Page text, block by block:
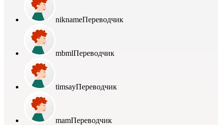
niknameПереводчик
mbmlПереводчик
timsayПереводчик
mamПереводчик